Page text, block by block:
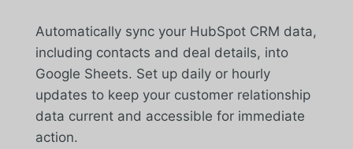
Automatically sync your HubSpot CRM data,
including contacts and deal details, into
Google Sheets. Set up daily or hourly
updates to keep your customer relationship
data current and accessible for immediate
action.